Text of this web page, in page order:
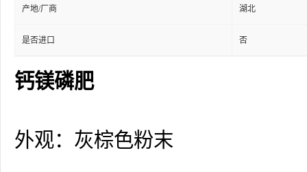
产地/厂商 湖北
是否进口 否
钙镁磷肥
外观：灰棕色粉末